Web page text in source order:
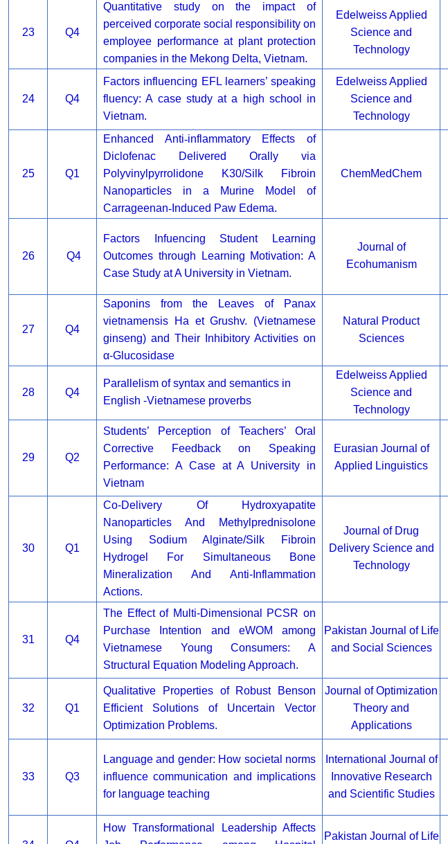
23 Q4
Quantitative study on the impact of
perceived corporate social responsibility on
employee performance at plant protection
companies in the Mekong Delta, Vietnam.
Edelweiss Applied
Science and
Technology
24 Q4
Factors influencing EFL learners’ speaking
fluency: A case study at a high school in
Vietnam.
Edelweiss Applied
Science and
Technology
25 Q1
Enhanced Anti‐inflammatory Effects of
Diclofenac Delivered Orally via
Polyvinylpyrrolidone K30/Silk Fibroin
Nanoparticles in a Murine Model of
Carrageenan‐ Induced Paw Edema.
ChemMedChem
26 Q4
Factors Infuencing Student Learning
Outcomes through Learning Motivation: A
Case Study at A University in Vietnam.
Journal of
Ecohumanism
27 Q4
Saponins from the Leaves of Panax
vietnamensis Ha et Grushv. (Vietnamese
ginseng) and Their Inhibitory Activities on
α-Glucosidase
Natural Product
Sciences
28 Q4
Parallelism of syntax and semantics in
English -Vietnamese proverbs
Edelweiss Applied
Science and
Technology
29 Q2
Students’ Perception of Teachers’ Oral
Corrective Feedback on Speaking
Performance: A Case at A University in
Vietnam
Eurasian Journal of
Applied Linguistics
30 Q1
Co-Delivery Of Hydroxyapatite
Nanoparticles And Methylprednisolone
Using Sodium Alginate/Silk Fibroin
Hydrogel For Simultaneous Bone
Mineralization And Anti-Inflammation
Actions.
Journal of Drug
Delivery Science and
Technology
31 Q4
The Effect of Multi-Dimensional PCSR on
Purchase Intention and eWOM among
Vietnamese Young Consumers: A
Structural Equation Modeling Approach.
Pakistan Journal of Life
and Social Sciences
32 Q1
Qualitative Properties of Robust Benson
Efficient Solutions of Uncertain Vector
Optimization Problems.
Journal of Optimization
Theory and
Applications
33 Q3
Language and gender: How societal norms
influence communication and implications
for language teaching
International Journal of
Innovative Research
and Scientific Studies
How Transformational Leadership Affects
Pakistan Journal of Life